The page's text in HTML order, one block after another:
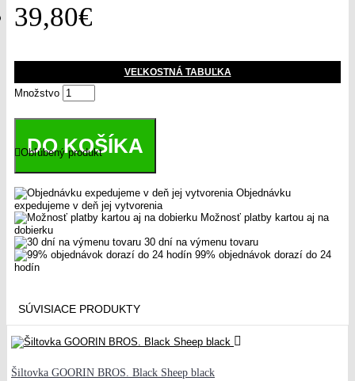
39,80€
VEĽKOSTNÁ TABUĽKA
Množstvo
DO KOŠÍKA
Obľúbený produkt
Objednávku
expedujeme v deň jej vytvorenia
Možnosť platby kartou aj na
dobierku
30 dní na výmenu tovaru
99% objednávok dorazí do 24
hodín
SÚVISIACE PRODUKTY
Šiltovka GOORIN BROS. Black Sheep black